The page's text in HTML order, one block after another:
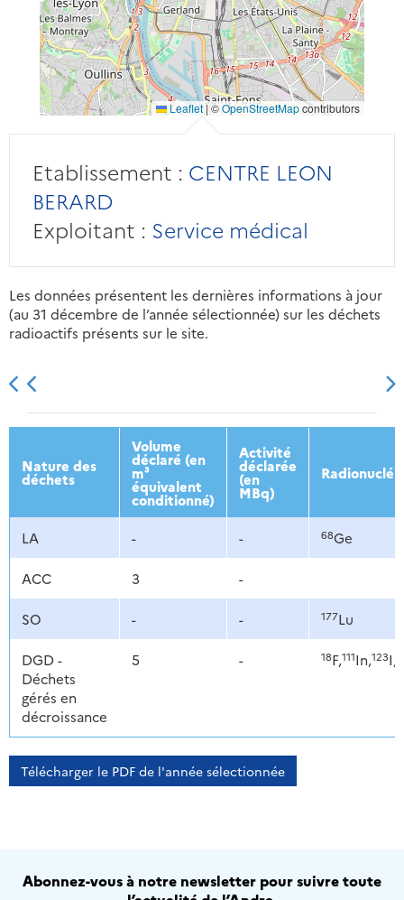
Leaflet|©OpenStreetMapcontributors
Etablissement : CENTRE LEON
BERARD
Exploitant : Service médical
Les données présentent les dernières informations à jour
(au 31 décembre de l’année sélectionnée) sur les déchets
radioactifs présents sur le site.
2013 2014 2015 2016
Nature des
déchets
Volume
déclaré (en
m³
équivalent
conditionné)
Activité
déclarée
(en
MBq)
LA - - 68Ge
ACC 3 -
SO - - 177Lu
DGD -
Déchets
gérés en
décroissance
5 - 18F,111In,123I,
Télécharger le PDF de l'année sélectionnée
Abonnez-vous à notre newsletter pour suivre toute